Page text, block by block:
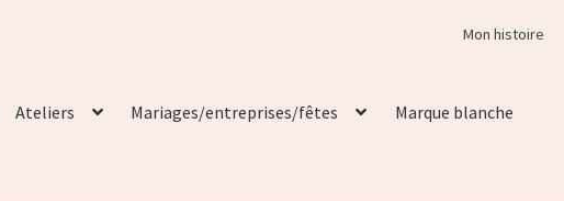
Mon histoire
Ateliers Mariages/entreprises/fêtes Marque blanche